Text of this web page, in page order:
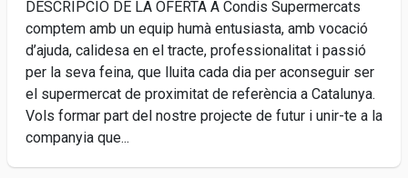
DESCRIPCIÓ DE LA OFERTA A Condis Supermercats
comptem amb un equip humà entusiasta, amb vocació
d’ajuda, calidesa en el tracte, professionalitat i passió
per la seva feina, que lluita cada dia per aconseguir ser
el supermercat de proximitat de referència a Catalunya.
Vols formar part del nostre projecte de futur i unir-te a la
companyia que...